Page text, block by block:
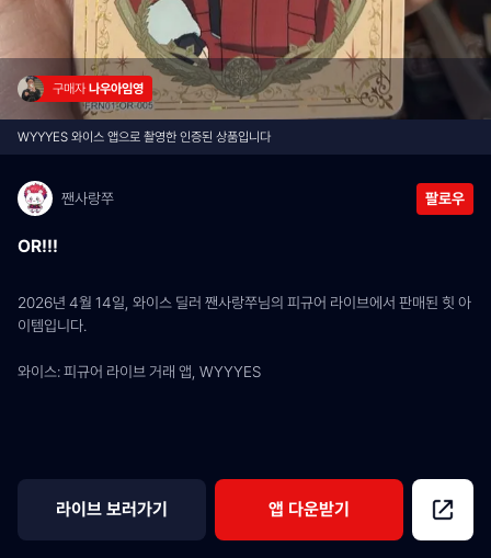
구매자 나우아임영
WYYYES 와이스 앱으로 촬영한 인증된 상품입니다
짼사랑쭈 팔로우
OR!!!
2026년 4월 14일, 와이스 딜러 짼사랑쭈님의 피규어 라이브에서 판매된 힛 아
이템입니다.
와이스: 피규어 라이브 거래 앱, WYYYES
라이브 보러가기 앱 다운받기